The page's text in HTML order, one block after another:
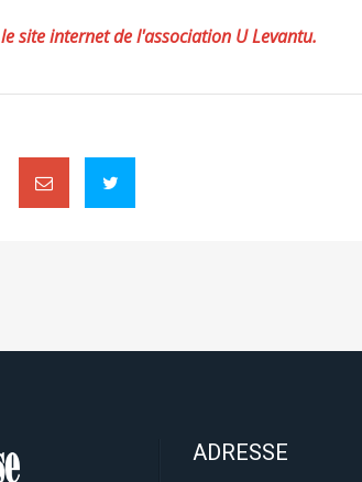
le site internet de l'association U Levantu.
ADRESSE